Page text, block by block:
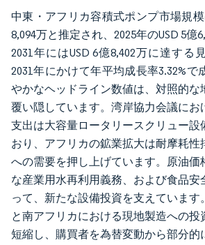
中東・アフリカ容積式ポンプ市場規模
8,094万と推定され、2025年のUSD 5億
2031年にはUSD 6億8,402万に達する
2031年にかけて年平均成長率3.32%で
やかなヘッドライン数値は、対照的な
覆い隠しています。湾岸協力会議にお
支出は大容量ロータリースクリュー設
おり、アフリカの鉱業拡大は耐摩耗性
への需要を押し上げています。原油価
な産業用水再利用義務、および食品安
って、新たな設備投資を支えています
と南アフリカにおける現地製造への投
短縮し、購買者を為替変動から部分的